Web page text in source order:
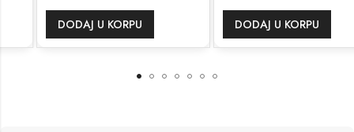
DODAJ U KORPU DODAJ U KORPU